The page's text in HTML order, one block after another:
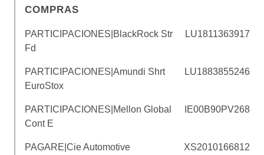
COMPRAS
PARTICIPACIONES|BlackRock Str
Fd
LU1811363917
PARTICIPACIONES|Amundi Shrt
EuroStox
LU1883855246
PARTICIPACIONES|Mellon Global
Cont E
IE00B90PV268
PAGARE|Cie Automotive
XS2010166812